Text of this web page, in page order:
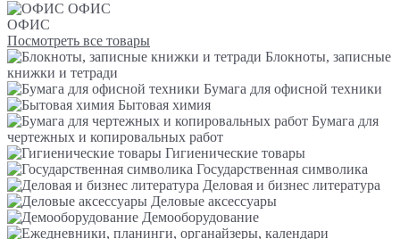
ОФИС
ОФИС
Посмотреть все товары
Блокноты, записные
книжки и тетради
Бумага для офисной техники
Бытовая химия
Бумага для
чертежных и копировальных работ
Гигиенические товары
Государственная символика
Деловая и бизнес литература
Деловые аксессуары
Демооборудование